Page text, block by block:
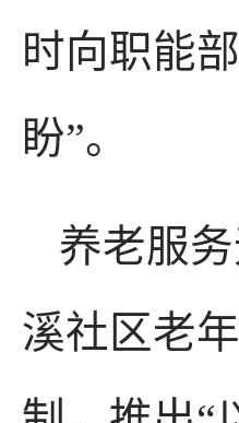
时向职能
盼”。
养老服
溪社区老